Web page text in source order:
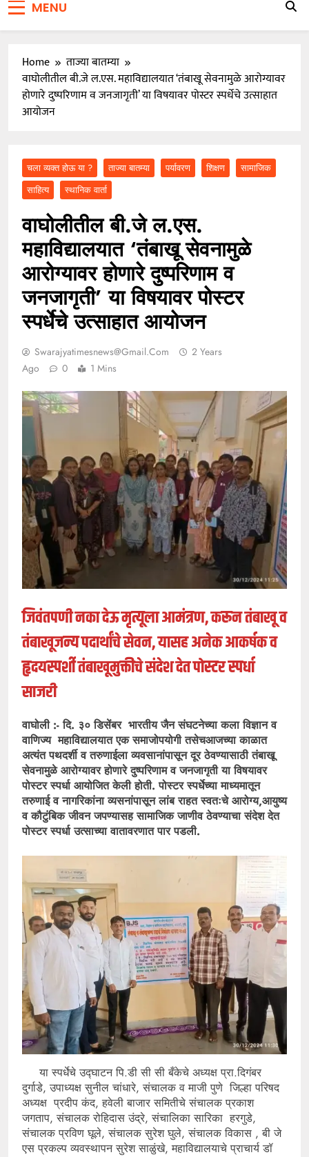
जाळ्यात
वारकरी संप्रदायातील ज्येष्ठ भाविक लक्ष्मण भाऊसाहेब भुजबळ
MENU
Home
ताज्या बातम्या
वाघोलीतील बी.जे ल.एस. महाविद्यालयात ‘तंबाखू सेवनामुळे आरोग्यावर
होणारे दुष्परिणाम व जनजागृती’ या विषयावर पोस्टर स्पर्धेचे उत्साहात
आयोजन
चला व्यक्त होऊ या ? ताज्या बातम्या पर्यावरण शिक्षण
सामाजिक
साहित्य
स्थानिक वार्ता
वाघोलीतील बी.जे ल.एस.
महाविद्यालयात ‘तंबाखू सेवनामुळे
आरोग्यावर होणारे दुष्परिणाम व
जनजागृती’ या विषयावर पोस्टर
स्पर्धेचे उत्साहात आयोजन
Swarajyatimesnews@gmail.com
2 Years
Ago
0 1 Mins
जिवंतपणी नका देऊ मृत्यूला आमंत्रण, करून तंबाखू व
तंबाखूजन्य पदार्थांचे सेवन, यासह अनेक आकर्षक व
हृदयस्पर्शी तंबाखूमुक्तीचे संदेश देत पोस्टर स्पर्धा
साजरी
वाघोली :- दि. ३० डिसेंबर भारतीय जैन संघटनेच्या कला विज्ञान व
वाणिज्य महाविद्यालयात एक समाजोपयोगी तसेचआजच्या काळात
अत्यंत पथदर्शी व तरुणाईला व्यवसानांपासून दूर ठेवण्यासाठी तंबाखू
सेवनामुळे आरोग्यावर होणारे दुष्परिणाम व जनजागृती या विषयावर
पोस्टर स्पर्धा आयोजित केली होती. पोस्टर स्पर्धेच्या माध्यमातून
तरुणाई व नागरिकांना व्यसनांपासून लांब राहत स्वतःचे आरोग्य,आयुष्य
व कौटुंबिक जीवन जपण्यासह सामाजिक जाणीव ठेवण्याचा संदेश देत
पोस्टर स्पर्धा उत्साच्या वातावरणात पार पडली.
या स्पर्धेचे उद्घाटन पि.डी सी सी बँकेचे अध्यक्ष प्रा.दिगंबर
दुर्गाडे, उपाध्यक्ष सुनील चांधारे, संचालक व माजी पुणे जिल्हा परिषद
अध्यक्ष प्रदीप कंद, हवेली बाजार समितीचे संचालक प्रकाश
जगताप, संचालक रोहिदास उंद्रे, संचालिका सारिका हरगुडे,
संचालक प्रविण घूले, संचालक सुरेश घुले, संचालक विकास , बी जे
एस प्रकल्प व्यवस्थापन सुरेश साळुंखे, महाविद्यालयाचे प्राचार्य डॉ